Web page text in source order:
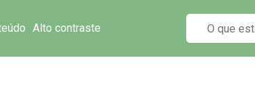
Alto contraste